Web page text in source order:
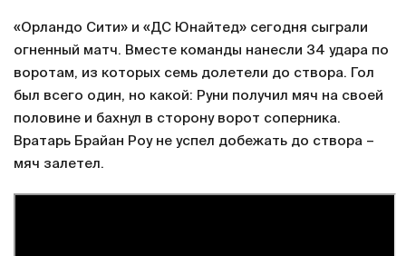
«Орландо Сити» и «ДС Юнайтед» сегодня сыграли
огненный матч. Вместе команды нанесли 34 удара по
воротам, из которых семь долетели до створа. Гол
был всего один, но какой: Руни получил мяч на своей
половине и бахнул в сторону ворот соперника.
Вратарь Брайан Роу не успел добежать до створа –
мяч залетел.